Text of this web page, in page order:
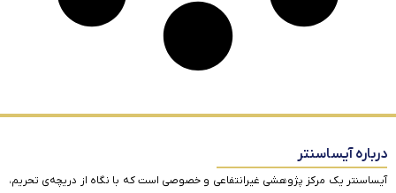
درباره آیساسنتر
آیساسنتر یک مرکز پژوهشی غیرانتفاعی و خصوصی است که با نگاه از دریچه‌ی تحریم،